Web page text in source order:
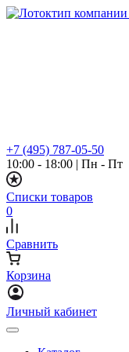
+7 (495) 787-05-50
10:00 - 18:00 | Пн - Пт
Списки товаров
0
Сравнить
Корзина
Личный кабинет